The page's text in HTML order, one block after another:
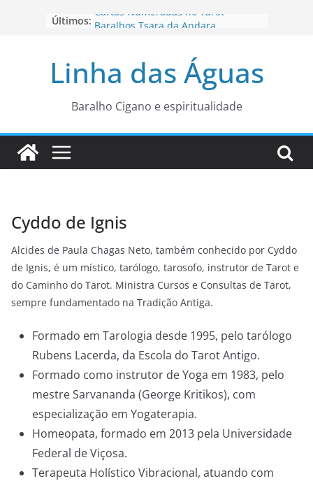
Últimos: Cartas Numeradas no Tarot
Baralhos Tsara da Andara
Os Naipes no Tarot
Cartas da Corte no Tarot
Linha das Águas
Baralho Cigano e espiritualidade
Cyddo de Ignis
Alcides de Paula Chagas Neto, também conhecido por Cyddo
de Ignis, é um místico, tarólogo, tarosofo, instrutor de Tarot e
do Caminho do Tarot. Ministra Cursos e Consultas de Tarot,
sempre fundamentado na Tradição Antiga.
Formado em Tarologia desde 1995, pelo tarólogo
Rubens Lacerda, da Escola do Tarot Antigo.
Formado como instrutor de Yoga em 1983, pelo
mestre Sarvananda (George Kritikos), com
especialização em Yogaterapia.
Homeopata, formado em 2013 pela Universidade
Federal de Viçosa.
Terapeuta Holístico Vibracional, atuando com